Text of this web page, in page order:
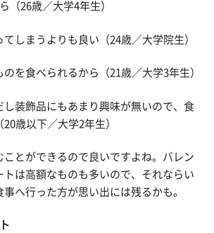
（26歳／大学4年生）
てしまうよりも良い（24歳／大学院生）
のを食べられるから（21歳／大学3年生）
し装飾品にもあまり興味が無いので、食
歳以下／大学2年生）
ことができるので良いですよね。バレン
トは高額なものも多いので、それならい
へ行った方が思い出には残るかも。